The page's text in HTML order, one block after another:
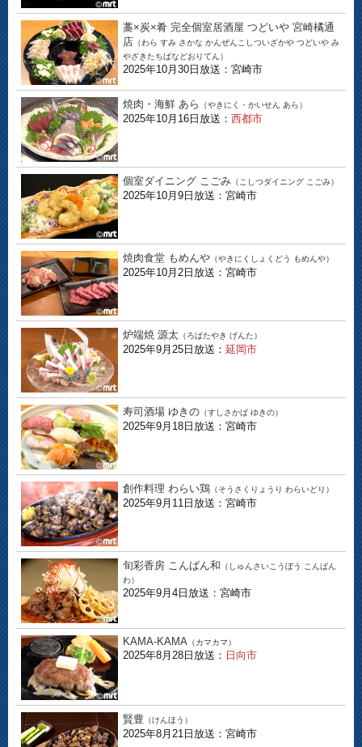
藁×炭×肴 完全個室居酒屋 つどいや 宮崎橘通
店 （わら すみ さかな かんぜんこしついざかや つどいや み
やざきたちばなどおりてん）
2025年10月30日放送：宮崎市
焼肉・海鮮 あら （やきにく・かいせん あら）
2025年10月16日放送： 西都市
個室ダイニング こごみ （こしつダイニング こごみ）
2025年10月9日放送：宮崎市
焼肉食堂 もめんや （やきにくしょくどう もめんや）
2025年10月2日放送：宮崎市
炉端焼 源太 （ろばたやき げんた）
2025年9月25日放送： 延岡市
寿司酒場 ゆきの （すしさかば ゆきの）
2025年9月18日放送：宮崎市
創作料理 わらい鶏 （そうさくりょうり わらいどり）
2025年9月11日放送：宮崎市
旬彩香房 こんばん和 （しゅんさいこうぼう こんばん
わ）
2025年9月4日放送：宮崎市
KAMA-KAMA （カマカマ）
2025年8月28日放送： 日向市
賢豊 （けんほう）
2025年8月21日放送：宮崎市